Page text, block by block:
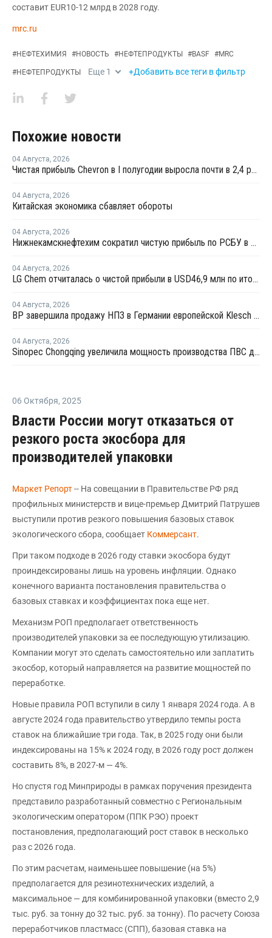
составит EUR10-12 млрд в 2028 году.
mrc.ru
#НЕФТЕХИМИЯ #НОВОСТЬ #НЕФТЕПРОДУКТЫ #BASF #MRC
#НЕФТЕПРОДУКТЫ Еще 1 +Добавить все теги в фильтр
Похожие новости
04 Августа, 2026
Чистая прибыль Chevron в I полугодии выросла почти в 2,4 раза
04 Августа, 2026
Китайская экономика сбавляет обороты
04 Августа, 2026
Нижнекамскнефтехим сократил чистую прибыль по РСБУ в 15 раз в первом полугодии
04 Августа, 2026
LG Chem отчиталась о чистой прибыли в USD46,9 млн по итогам второго квартала 2026 года
04 Августа, 2026
BP завершила продажу НПЗ в Германии европейской Klesch Group
04 Августа, 2026
Sinopec Chongqing увеличила мощность производства ПВС до 210 тысяч тонн
06 Октября, 2025
Власти России могут отказаться от
резкого роста экосбора для
производителей упаковки
Маркет Репорт-- На совещании в Правительстве РФ ряд
профильных министерств и вице-премьер Дмитрий Патрушев
выступили против резкого повышения базовых ставок
экологического сбора, сообщает Коммерсант.
При таком подходе в 2026 году ставки экосбора будут
проиндексированы лишь на уровень инфляции. Однако
конечного варианта постановления правительства о
базовых ставках и коэффициентах пока еще нет.
Механизм РОП предполагает ответственность
производителей упаковки за ее последующую утилизацию.
Компании могут это сделать самостоятельно или заплатить
экосбор, который направляется на развитие мощностей по
переработке.
Новые правила РОП вступили в силу 1 января 2024 года. А в
августе 2024 года правительство утвердило темпы роста
ставок на ближайшие три года. Так, в 2025 году они были
индексированы на 15% к 2024 году, в 2026 году рост должен
составить 8%, в 2027-м — 4%.
Но спустя год Минприроды в рамках поручения президента
представило разработанный совместно с Региональным
экологическим оператором (ППК РЭО) проект
постановления, предполагающий рост ставок в несколько
раз с 2026 года.
По этим расчетам, наименьшее повышение (на 5%)
предполагается для резинотехнических изделий, а
максимальное — для комбинированной упаковки (вместо 2,9
тыс. руб. за тонну до 32 тыс. руб. за тонну). По расчету Союза
переработчиков пластмасс (СПП), базовая ставка на